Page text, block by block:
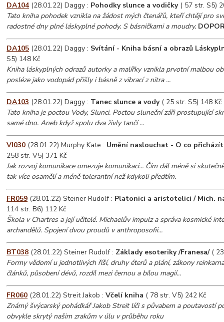
DA104 (28.01.22) Daggy : Pohodky slunce a vodičky( 57 str. S5)
Tato kniha pohodek vznikla na žádost mých čtenářů, kteří chtějí pro
radostné dny plné láskyplné pohody. S básničkami a moudry.
DA105 (28.01.22) Daggy : Svítání - Kniha básní a obrazů
S5) 148 Kč
Kniha láskyplných odrazů autorky a malířky vznikla prvotní malbou
posléze jako vodopád přišly i básně z vibrací z nitra ...
DA103 (28.01.22) Daggy : Tanec slunce a vody( 25 str. S5) 148 Kč
Tato kniha je poctou Vody, Slunci. Poctou sluneční záři prostupující
samé dno. Aneb když spolu dva živly tančí ...
VI030 (28.01.22) Murphy Kate : Umění naslouchat - O co
258 str. V5) 371 Kč
Jak rozvoj komunikace omezuje komunikaci... Čím dál méně si
tak více osamělí a méně tolerantní než kdykoli předtím.
FR059 (28.01.22) Steiner Rudolf : Platonici a aristotelici / Mich.
114 str. B6) 112 Kč
Škola v Chartres a její učitelé. Michaelův impulz a správa kosmické
archandělů. Spojení dvou proudů v anthroposofii...
BT038 (28.01.22) Steiner Rudolf : Základy esoteriky /Franesa/(
Formy vědomí u jednotlivých říší, druhy éterů a plání, zákony
článků, působení dévů, rozdíl mezi černou a bílou magií...
FR060 (28.01.22) Streit Jakob :Včelí kniha ( 78 str. V5) 242 Kč
Známý švýcarský pohádkář Jakob Streit líči s půvabem a poutavostí
obvykle skrytý našim zrakům v úlu v průběhu roku